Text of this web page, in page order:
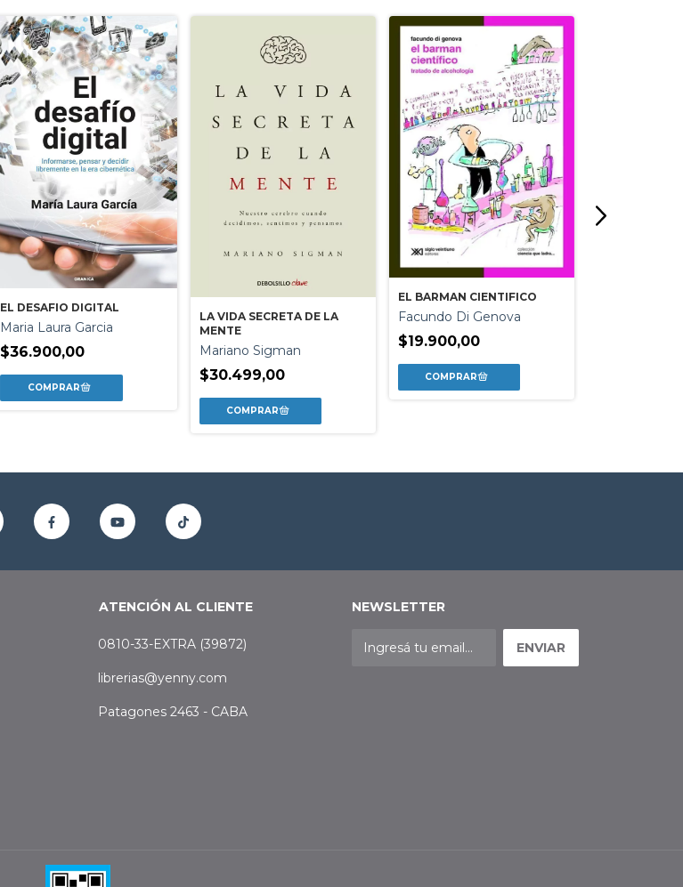
EL DESAFIO DIGITAL
Maria Laura Garcia
$36.900,00
LA VIDA SECRETA DE LA
MENTE
Mariano Sigman
$30.499,00
EL BARMAN CIENTIFICO
Facundo Di Genova
$19.900,00
ATENCIÓN AL CLIENTE
0810-33-EXTRA (39872)
librerias@yenny.com
Patagones 2463 - CABA
NEWSLETTER